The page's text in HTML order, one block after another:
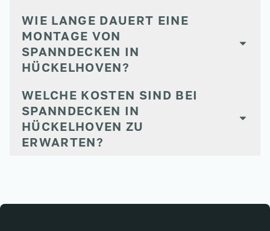
WIE LANGE DAUERT EINE
MONTAGE VON
SPANNDECKEN IN
HÜCKELHOVEN?
WELCHE KOSTEN SIND BEI
SPANNDECKEN IN
HÜCKELHOVEN ZU
ERWARTEN?